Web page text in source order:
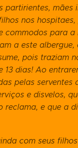
partirientes, mães
nos
commodos para
a este albergue,
pois traziam
13 dias! Ao
pelas serventes
e disvelos,
reclama, e que a
com seus